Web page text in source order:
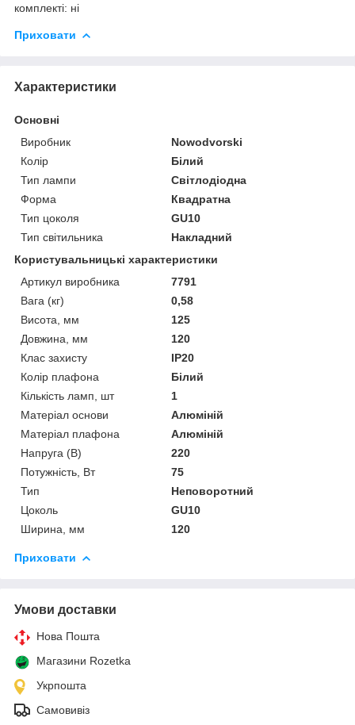
комплекті: ні
Приховати
Характеристики
Основні
Виробник
Nowodvorski
Колір
Білий
Тип лампи
Світлодіодна
Форма
Квадратна
Тип цоколя
GU10
Тип світильника
Накладний
Користувальницькі характеристики
Артикул виробника
7791
Вага (кг)
0,58
Висота, мм
125
Довжина, мм
120
Клас захисту
IP20
Колір плафона
Білий
Кількість ламп, шт
1
Матеріал основи
Алюміній
Матеріал плафона
Алюміній
Напруга (В)
220
Потужність, Вт
75
Тип
Неповоротний
Цоколь
GU10
Ширина, мм
120
Приховати
Умови доставки
Нова Пошта
Магазини Rozetka
Укрпошта
Самовивіз